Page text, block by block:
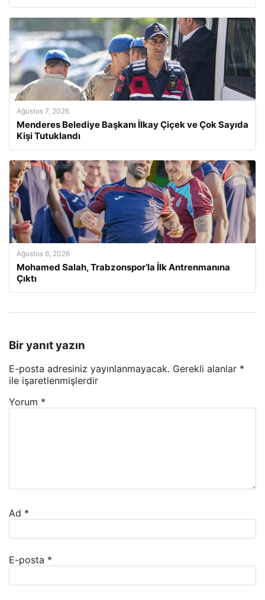
Ağustos 7, 2026
Menderes Belediye Başkanı İlkay Çiçek ve Çok Sayıda
Kişi Tutuklandı
Ağustos 6, 2026
Mohamed Salah, Trabzonspor’la İlk Antrenmanına
Çıktı
Bir yanıt yazın
E-posta adresiniz yayınlanmayacak. Gerekli alanlar *
ile işaretlenmişlerdir
Yorum *
Ad *
E-posta *